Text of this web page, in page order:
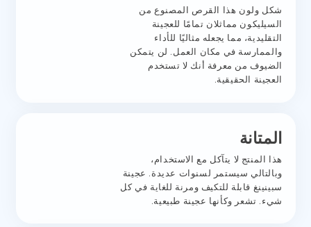
شكل ولون هذا القرص المصنوع من
السيليكون مماثلان تمامًا للعجينة
التقليدية، مما يجعله مثاليًا للأداء
والممارسة في مكان العمل. لن يتمكن
الضيوف من معرفة أنك لا تستخدم
العجينة الحقيقية.
المتانة
هذا المنتج لا يتآكل مع الاستخدام،
وبالتالي سيستمر لسنوات عديدة. عجينة
سبينينغ قابلة للتكيف ومرنة للغاية في كل
شيء. تشعر وكأنها عجينة طبيعية.